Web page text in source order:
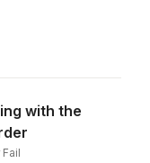
with the